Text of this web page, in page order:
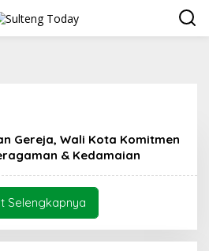
Gereja, Wali Kota Komitmen
& Kedamaian
Selengkapnya